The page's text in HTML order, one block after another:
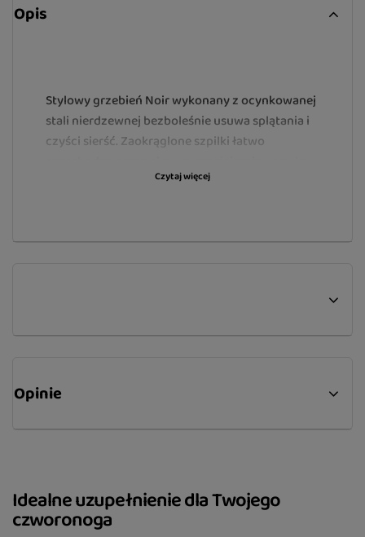
Opis
Stylowy grzebień Noir wykonany z ocynkowanej
stali nierdzewnej bezboleśnie usuwa splątania i
czyści sierść. Zaokrąglone szpilki łatwo
podrażnienia skóry. Ergonomiczny uchwyt
nadaje się dla wszystkich ras kotów i psów.
Czytaj więcej
Opinie
Idealne uzupełnienie dla Twojego
czworonoga